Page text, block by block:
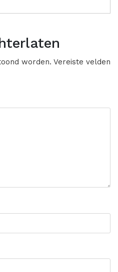
worden. Vereiste velden